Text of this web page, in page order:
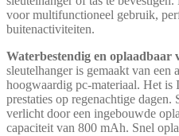
voor multifunctioneel gebruik,
buitenactiviteiten.
Waterbestendig en oplaadbaar
sleutelhanger is gemaakt van een
hoogwaardig pc-materiaal. Het is
prestaties op regenachtige
verlicht door een ingebouwde
capaciteit van 800 mAh. Snel